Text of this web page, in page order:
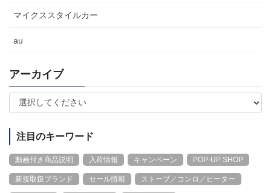
マイクススタイルカー
au
アーカイブ
注目のキーワード
動画付き商品説明 入荷情報 キャンペーン POP-UP SHOP
新規取扱ブランド セール情報 ストーブ／コンロ／ヒーター